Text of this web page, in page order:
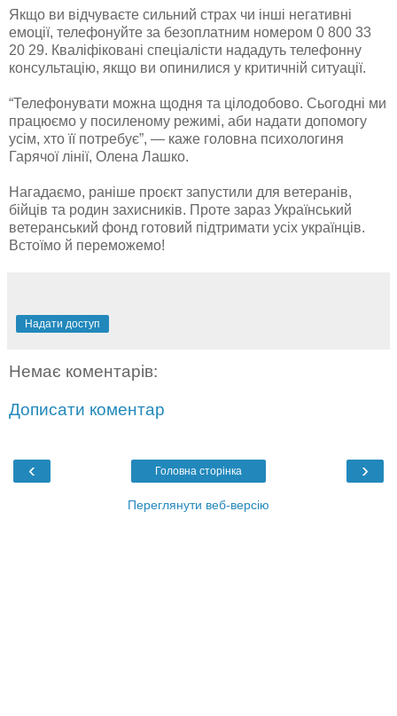
Якщо ви відчуваєте сильний страх чи інші негативні
емоції, телефонуйте за безоплатним номером 0 800 33
20 29. Кваліфіковані спеціалісти нададуть телефонну
консультацію, якщо ви опинилися у критичній ситуації.
“Телефонувати можна щодня та цілодобово. Сьогодні ми
працюємо у посиленому режимі, аби надати допомогу
усім, хто її потребує”, — каже головна психологиня
Гарячої лінії, Олена Лашко.
Нагадаємо, раніше проєкт запустили для ветеранів,
бійців та родин захисників. Проте зараз Український
ветеранський фонд готовий підтримати усіх українців.
Встоїмо й переможемо!
Надати доступ
Немає коментарів:
Дописати коментар
‹ ›
Головна сторінка
Переглянути веб-версію